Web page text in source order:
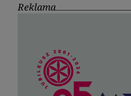
Reklama